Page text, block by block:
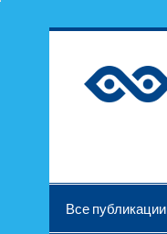
Все публикации